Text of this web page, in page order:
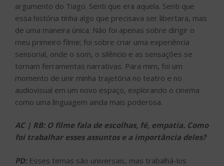
argumento do Tiago. Senti que era aquela. Senti que
essa história tinha algo que precisava ser libertara, mas
de uma maneira única. Não foi apenas sobre dirigir o
meu primeiro filme; foi sobre criar uma experiência
sensorial, onde o som, o silêncio e as sensações se
tornam ferramentas narrativas. Para mim, foi um
momento de unir minha trajetória no teatro e no
audiovisual em um novo espaço, explorando o cinema
como uma linguagem ainda mais poderosa.
AC | RB: O filme fala de escolhas, fé, empatia. Como
foi trabalhar esses assuntos e a importância deles?
PD: Esses temas são universais, mas trabalhá-los